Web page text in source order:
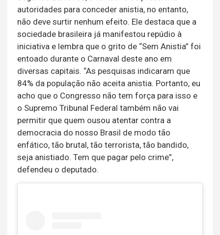
autoridades para conceder anistia, no entanto,
não deve surtir nenhum efeito. Ele destaca que a
sociedade brasileira já manifestou repúdio à
iniciativa e lembra que o grito de “Sem Anistia” foi
entoado durante o Carnaval deste ano em
diversas capitais. “As pesquisas indicaram que
84% da população não aceita anistia. Portanto, eu
acho que o Congresso não tem força para isso e
o Supremo Tribunal Federal também não vai
permitir que quem ousou atentar contra a
democracia do nosso Brasil de modo tão
enfático, tão brutal, tão terrorista, tão bandido,
seja anistiado. Tem que pagar pelo crime”,
defendeu o deputado.